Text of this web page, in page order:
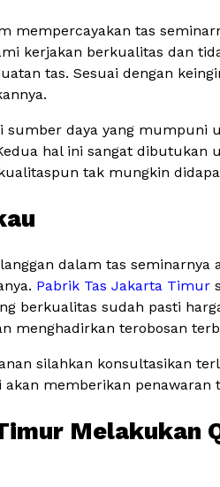
mempercayakan tas
kerjakan berkualitas dan
tas. Sesuai dengan
daya yang mumpuni
hal ini sangat
tak mungkin
dalam tas
Pabrik Tas Jakarta Timur
berkualitas sudah pasti
menghadirkan terobosan
silahkan konsultasikan
memberikan
Melakukan